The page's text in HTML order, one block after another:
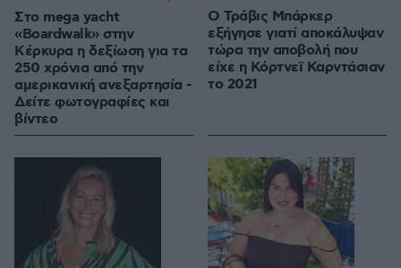
Στο mega yacht
«Boardwalk» στην
Κέρκυρα η δεξίωση για τα
250 χρόνια από την
αμερικανική ανεξαρτησία -
Δείτε φωτογραφίες και
βίντεο
O Τράβις Μπάρκερ
εξήγησε γιατί αποκάλυψαν
τώρα την αποβολή που
είχε η Κόρτνεϊ Καρντάσιαν
το 2021